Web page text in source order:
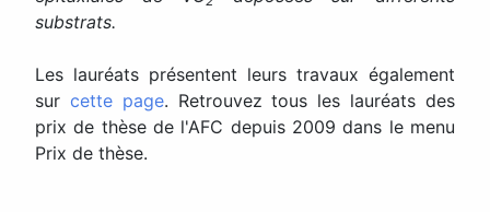
substrats.
Les lauréats présentent leurs travaux également
sur cette page. Retrouvez tous les lauréats des
prix de thèse de l'AFC depuis 2009 dans le menu
Prix de thèse.